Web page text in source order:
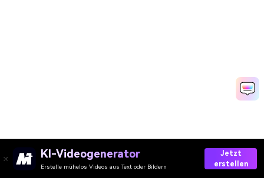
KI-Videogenerator
Erstelle mühelos Videos aus Text oder Bildern
Jetzt
erstellen